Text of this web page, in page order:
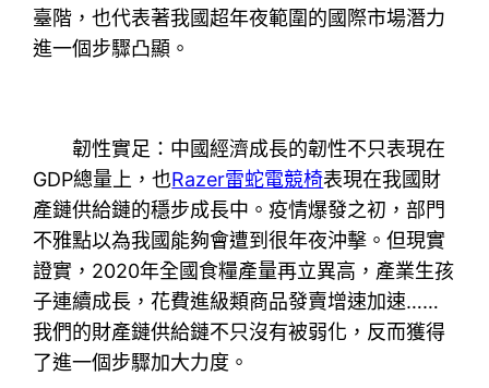
臺階，也代表著我國超年夜範圍的國際市場潛力
進一個步驟凸顯。
韌性實足：中國經濟成長的韌性不只表現在
GDP總量上，也Razer雷蛇電競椅表現在我國財
產鏈供給鏈的穩步成長中。疫情爆發之初，部門
不雅點以為我國能夠會遭到很年夜沖擊。但現實
證實，2020年全國食糧產量再立異高，產業生孩
子連續成長，花費進級類商品發賣增速加速……
我們的財產鏈供給鏈不只沒有被弱化，反而獲得
了進一個步驟加大力度。